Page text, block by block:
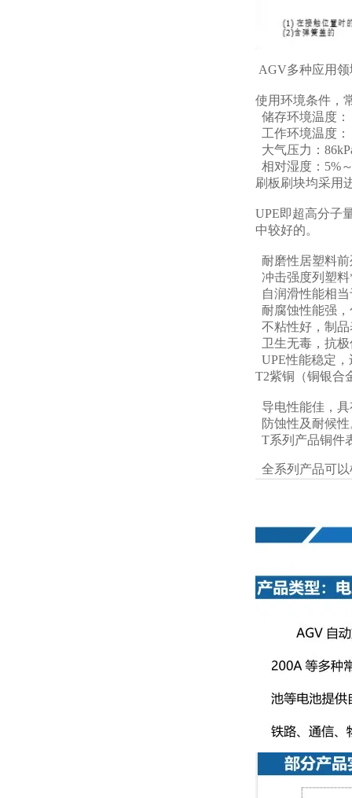
AGV多种应用
使用环境条件，
储存环境温度
工作环境温度
大气压力：
相对湿度：5%
刷板刷块均采用
UPE即超高分子
中较好的。
耐磨性居塑料
冲击强度列塑
自润滑性能相
耐腐蚀性能强
不粘性好，制
卫生无毒，抗
UPE性能稳定
T2紫铜（铜银合
导电性能佳，
防蚀性及耐候性
T系列产品铜件
全系列产品可